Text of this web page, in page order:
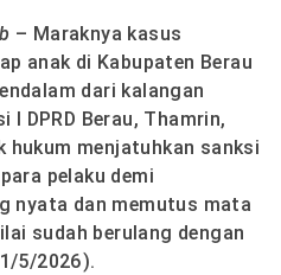
– Maraknya kasus
anak di Kabupaten Berau
dari kalangan
DPRD Berau, Thamrin,
hukum menjatuhkan sanksi
pelaku demi
nyata dan memutus mata
sudah berulang dengan
5/2026).